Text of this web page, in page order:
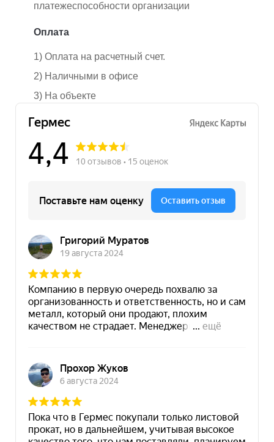
платежеспособности организации
Оплата
1) Оплата на расчетный счет.
2) Наличными в офисе
3) На объекте